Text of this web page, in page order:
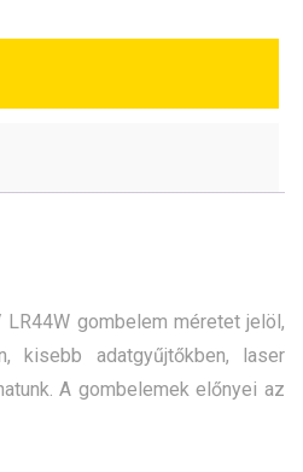
gombelem méretet jelöl,
kisebb adatgyűjtőkben, laser
A gombelemek előnyei az